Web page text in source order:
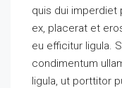
quis dui imperdiet
ex, placerat et
eu efficitur ligula.
condimentum
ligula, ut porttitor